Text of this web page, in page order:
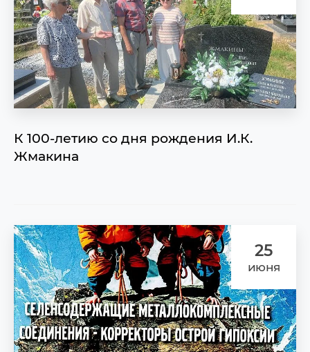
К 100-летию со дня рождения И.К.
Жмакина
25
июня